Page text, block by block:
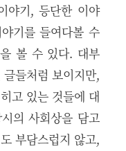
야기, 등단한 이야
기를 들여다볼 수
볼 수 있다. 대부
들처럼 보이지만,
고 있는 것들에 대
의 사회상을 담고
부담스럽지 않고,